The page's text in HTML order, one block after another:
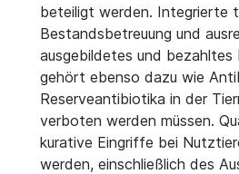
beteiligt werden. Integrierte
Bestandsbetreuung und
ausgebildetes und bezahltes
gehört ebenso dazu wie
Reserveantibiotika in der
verboten werden müssen.
kurative Eingriffe bei
werden, einschließlich des